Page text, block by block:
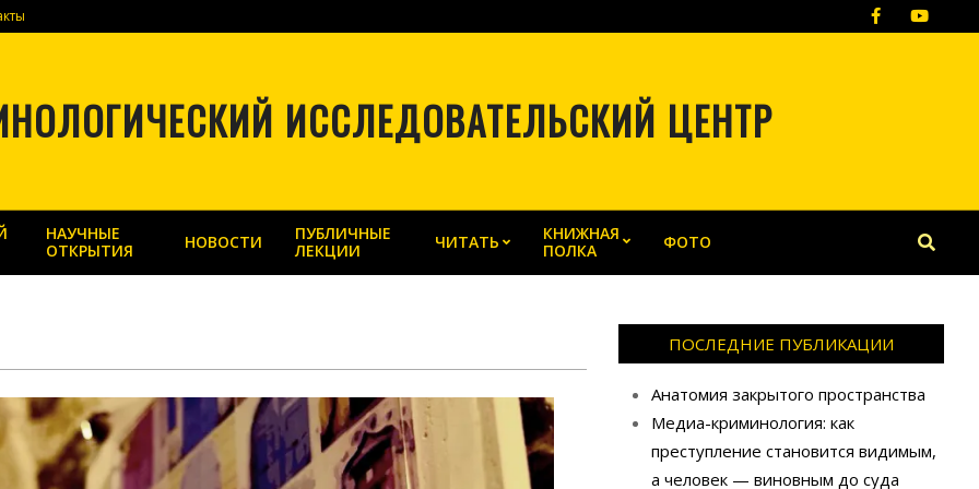
ИССЛЕДОВАТЕЛЬСКИЙ ЦЕНТР
НАУЧНЫЕ
ОТКРЫТИЯ
НОВОСТИ
ПУБЛИЧНЫЕ
ЛЕКЦИИ
ЧИТАТЬ
КНИЖНАЯ
ПОЛКА
ФОТО Search
ПОСЛЕДНИЕ ПУБЛИКАЦИИ
Анатомия закрытого пространства
Медиа-криминология: как
преступление становится видимым,
а человек — виновным до суда